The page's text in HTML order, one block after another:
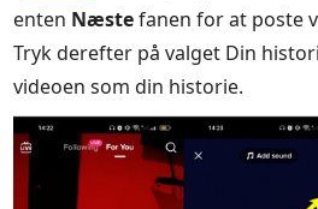
enten Næstefanen for at poste
Tryk derefter på valget Din
videoen som din historie.